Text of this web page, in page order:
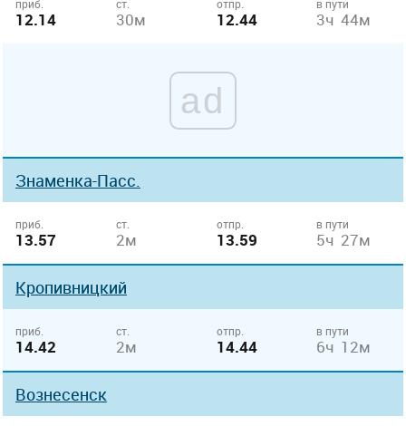
приб.
12.14
ст.
30м
отпр.
12.44
в пути
3ч 44м
ad
Знаменка-Пасс.
приб.
13.57
ст.
2м
отпр.
13.59
в пути
5ч 27м
Кропивницкий
приб.
14.42
ст.
2м
отпр.
14.44
в пути
6ч 12м
Вознесенск